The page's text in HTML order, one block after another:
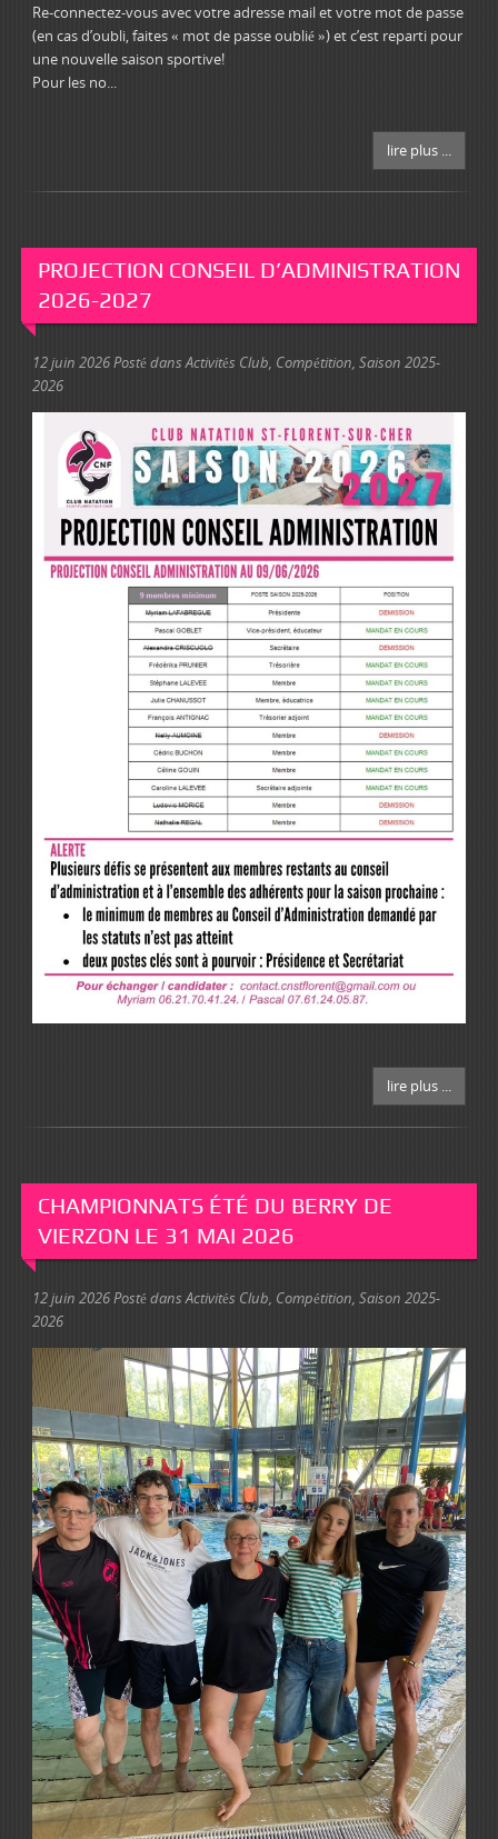
Re-connectez-vous avec votre adresse mail et votre mot de passe
(en cas d’oubli, faites « mot de passe oublié ») et c’est reparti pour
une nouvelle saison sportive!
Pour les no...
lire plus ...
PROJECTION CONSEIL D’ADMINISTRATION
2026-2027
12 juin 2026Posté dansActivités Club, Compétition, Saison 2025-
2026
lire plus ...
CHAMPIONNATS ÉTÉ DU BERRY DE
VIERZON LE 31 MAI 2026
12 juin 2026Posté dansActivités Club, Compétition, Saison 2025-
2026